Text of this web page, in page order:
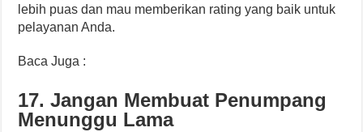
lebih puas dan mau memberikan rating yang baik untuk
pelayanan Anda.
Baca Juga :
17. Jangan Membuat Penumpang
Menunggu Lama